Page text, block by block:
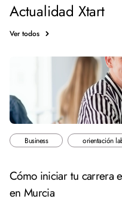
Actualidad Xtart
Ver todos
Business orientación
Cómo iniciar tu carrera
en Murcia